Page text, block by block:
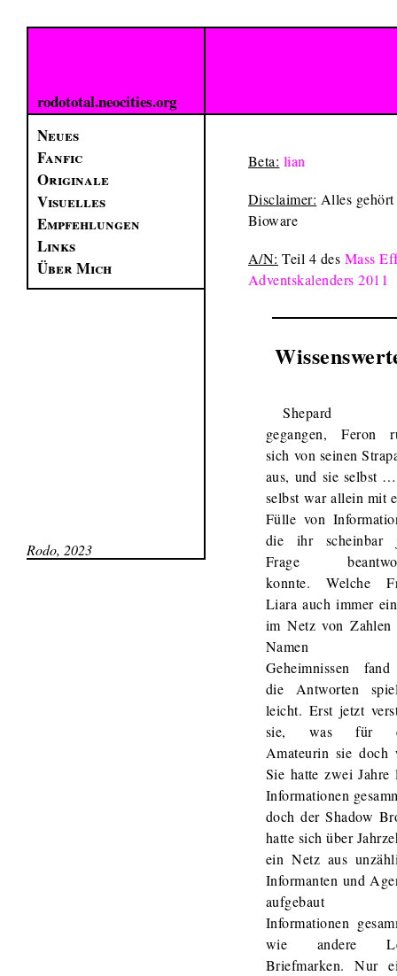
rodototal.neocities.org
Rodo, 2023
Neues
Fanfic
Originale
Visuelles
Empfehlungen
Links
Über Mich
Beta: lian
Disclaimer: Alles gehört
Bioware
A/N: Teil 4 des Mass
Adventskalenders 2011
Shepard
gegangen, Feron
sich von seinen
aus, und sie selbst
selbst war allein mit
Fülle von
die ihr scheinbar
Frage
konnte. Welche
Liara auch immer
im Netz von Zahlen
Namen
Geheimnissen
die Antworten
leicht. Erst jetzt
sie, was für
Amateurin sie doch
Sie hatte zwei Jahre
Informationen
doch der Shadow
hatte sich über
ein Netz aus
Informanten und
aufgebaut
Informationen
wie andere
Briefmarken. Nur